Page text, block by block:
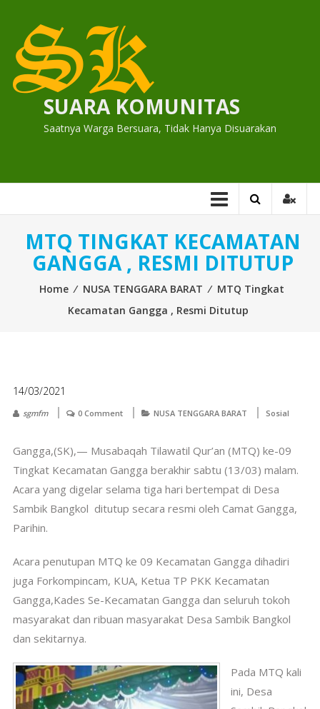
content
SUARA KOMUNITAS
Saatnya Warga Bersuara, Tidak Hanya Disuarakan
MTQ TINGKAT KECAMATAN
GANGGA , RESMI DITUTUP
Home ⁄ NUSA TENGGARA BARAT ⁄ MTQ Tingkat
Kecamatan Gangga , Resmi Ditutup
14/03/2021
sgmfm 0 Comment NUSA TENGGARA BARAT Sosial
Gangga,(SK),— Musabaqah Tilawatil Qur’an (MTQ) ke-09
Tingkat Kecamatan Gangga berakhir sabtu (13/03) malam.
Acara yang digelar selama tiga hari bertempat di Desa
Sambik Bangkol ditutup secara resmi oleh Camat Gangga,
Parihin.
Acara penutupan MTQ ke 09 Kecamatan Gangga dihadiri
juga Forkompincam, KUA, Ketua TP PKK Kecamatan
Gangga,Kades Se-Kecamatan Gangga dan seluruh tokoh
masyarakat dan ribuan masyarakat Desa Sambik Bangkol
dan sekitarnya.
Pada MTQ kali
ini, Desa